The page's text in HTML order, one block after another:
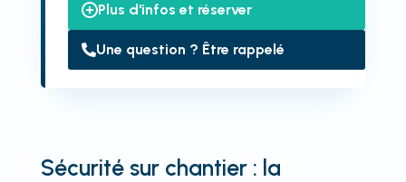
Plus d'infos et réserver
Une question ? Être rappelé
Sécurité sur chantier : la